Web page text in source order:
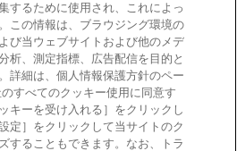
者）
MCUG会員専用）
ら
用サイト
するために使用され、これによっ
この情報は、ブラウジング環境の
び当ウェブサイトおよび他のメデ
析、測定指標、広告配信を目的と
詳細は、個人情報保護方針のペー
すべてのクッキー使用に同意す
キーを受け入れる］をクリックし
定］をクリックして当サイトのク
することもできます。なお、トラ